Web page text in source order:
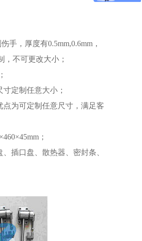
手，厚度有0.5mm,0.6mm，
，不可更改大小；
定制任意大小；
为可定制任意尺寸，满足客
；
插口盘、散热器、密封条、